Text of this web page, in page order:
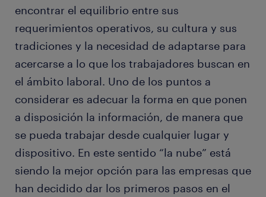
encontrar el equilibrio entre sus
requerimientos operativos, su cultura y sus
tradiciones y la necesidad de adaptarse para
acercarse a lo que los trabajadores buscan en
el ámbito laboral. Uno de los puntos a
considerar es adecuar la forma en que ponen
a disposición la información, de manera que
se pueda trabajar desde cualquier lugar y
dispositivo. En este sentido “la nube” está
siendo la mejor opción para las empresas que
han decidido dar los primeros pasos en el